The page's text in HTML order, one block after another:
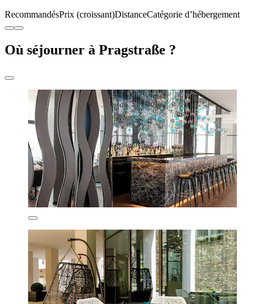
RecommandésPrix (croissant)DistanceCatégorie d’hébergement
Où séjourner à Pragstraße ?